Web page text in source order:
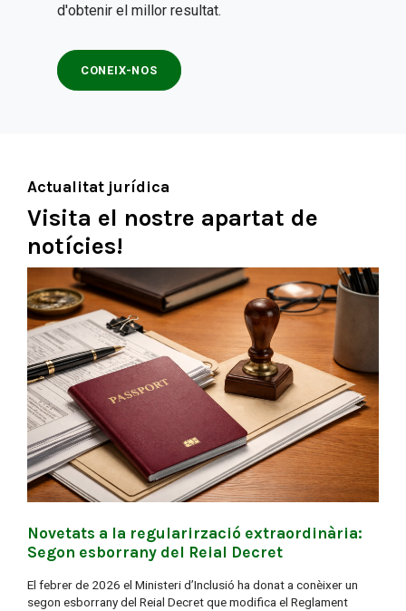
d'obtenir el millor resultat.
CONEIX-NOS
Actualitat jurídica
Visita el nostre apartat de
notícies!
Novetats a la regularirzació extraordinària:
Segon esborrany del Reial Decret
El febrer de 2026 el Ministeri d’Inclusió ha donat a conèixer un
segon esborrany del Reial Decret que modifica el Reglament